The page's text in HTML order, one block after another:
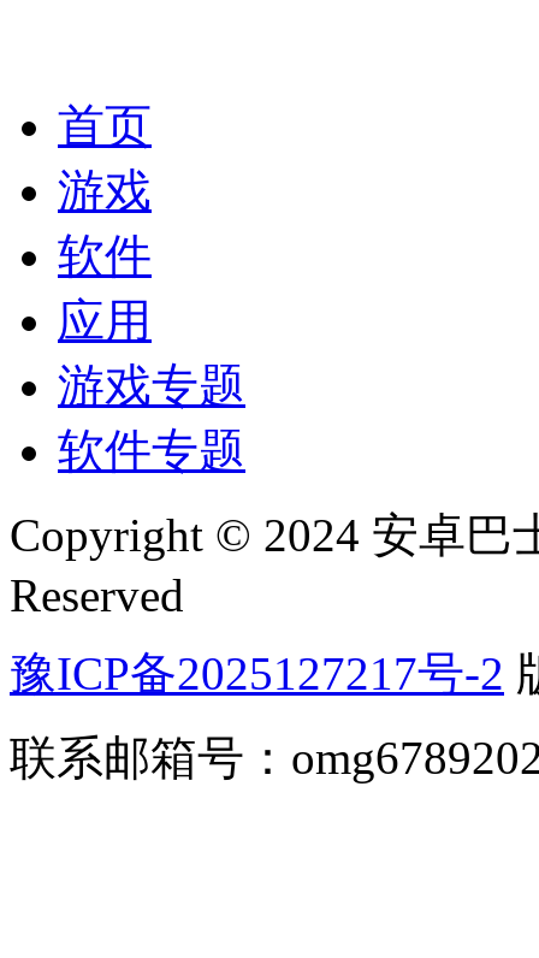
首页
游戏
软件
应用
游戏专题
软件专题
Copyright © 2024 安卓巴
Reserved
豫ICP备2025127217号-2
联系邮箱号：